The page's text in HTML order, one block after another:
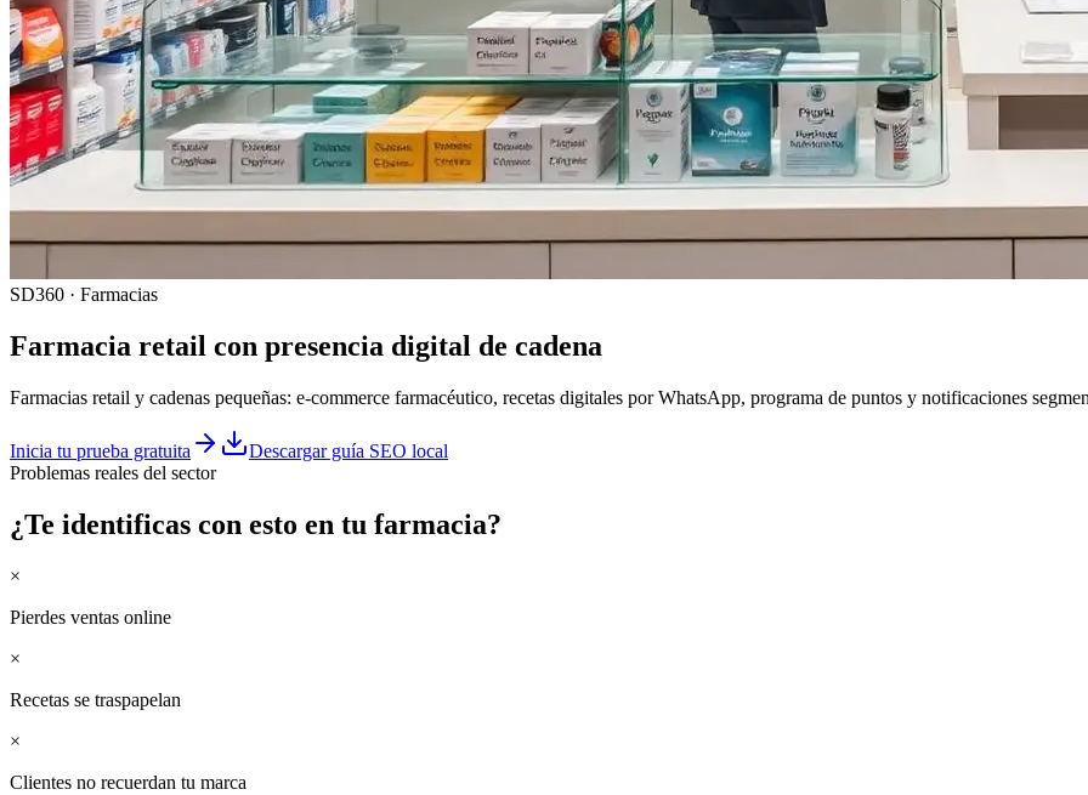
SD360 · Farmacias
Farmacia retail con presencia digital de cadena
Farmacias retail y cadenas pequeñas: e-commerce farmacéutico, recetas digitales por WhatsApp, programa de puntos y notificaciones
Inicia tu prueba gratuita
Descargar guía SEO local
Problemas reales del sector
¿Te identificas con esto en tu farmacia?
×
Pierdes ventas online
×
Recetas se traspapelan
×
Clientes no recuerdan tu marca